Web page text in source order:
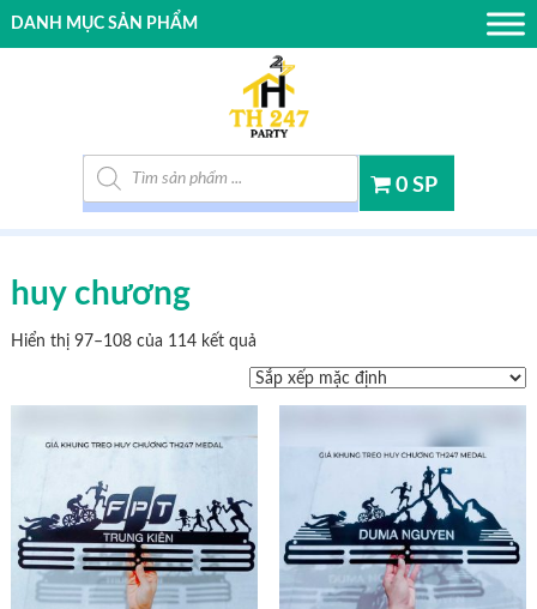
Tìm kiếm sản phẩm
0 SP
DANH MỤC SẢN PHẨM
huy chương
Hiển thị 97–108 của 114 kết quả